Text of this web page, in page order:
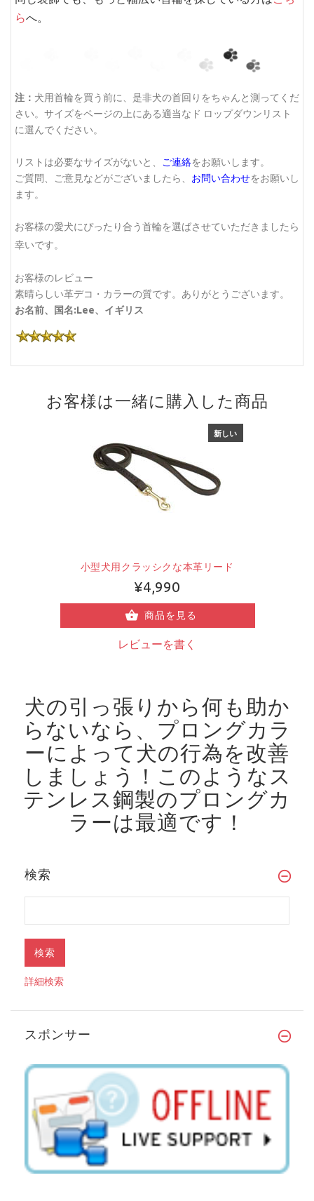
らへ。
注： 犬用首輪を買う前に、是非犬の首回りをちゃんと測ってくだ
さい。サイズをページの上にある適当なド ロップダウンリスト
に選んでください。
リストは必要なサイズがないと、 ご連絡をお願いします。
ご質問、ご意見などがございましたら、 お問い合わせをお願いし
ます。
お客様の愛犬にぴったり合う首輪を選ばさせていただきましたら
幸いです。
お客様のレビュー
素晴らしい革デコ・カラーの質です。ありがとうございます。
お名前、国名:Lee、イギリス
お客様は一緒に購入した商品
新しい
小型犬用クラッシクな本革リード
¥4,990
商品を見る
レビューを書く
犬の引っ張りから何も助か
らないなら、プロングカラ
ーによって犬の行為を改善
しましょう！ このようなス
テンレス鋼製のプロングカ
ラーは最適です！
検索
詳細検索
スポンサー